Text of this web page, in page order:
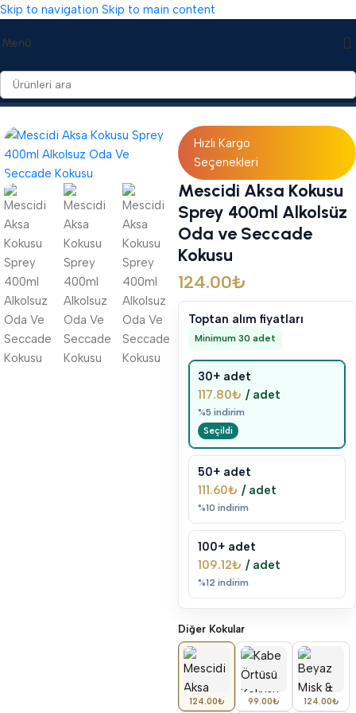
Skip to navigation Skip to main content
Menü
Ana Sayfa/Koku & Parfüm/Oda Spreyi
Hızlı Kargo
Seçenekleri
Mescidi Aksa Kokusu
Sprey 400ml Alkolsüz
Oda ve Seccade
Kokusu
124.00₺
Toptan alım fiyatları
Minimum 30 adet
30+ adet
117.80₺ / adet
%5 indirim
50+ adet
111.60₺ / adet
%10 indirim
100+ adet
109.12₺ / adet
%12 indirim
Diğer Kokular
124.00₺ 99.00₺ 124.00₺